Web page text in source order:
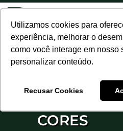
Utilizamos cookies para
experiência, melhorar o
como você interage em nosso
personalizar conteúdo.
Recusar Cookies
Utilizamos cookies para
experiência, melhorar o
como você interage em nosso
personalizar conteúdo.
Recusar Cookies
CORES